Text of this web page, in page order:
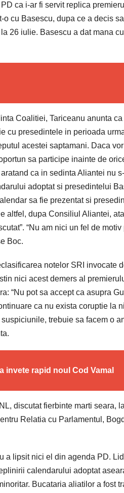
ca i-ar fi servit replica
cu Basescu, dupa ce a decis
26 iulie. Basescu a dat mana
Coalitiei, Tariceanu anunta
cu presedintele in perioada
acestei saptamani. Daca
sa participe inainte de
ca in sedinta Aliantei nu
adoptat si presedintelui
sa fie prezentat si
altfel, dupa Consiliul Aliantei,
“Nu am nici un fel de
Boc.
notelor SRI invocate
nici acest demers al
“Nu pot sa accept ca asupra
ca nu exista coruptie la
trebuie sa facem o
invete rapid noul Cod Vamal
discutat fierbinte marti seara,
Relatia cu Parlamentul,
a lipsit nici el din agenda PD.
calendarului adoptat
Bucataria aliatilor a fost